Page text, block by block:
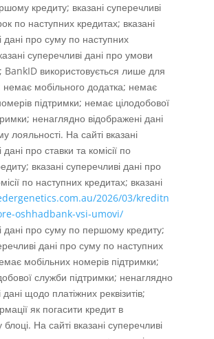
кредиту; вказані суперечливі
по наступних кредитах; вказані
дані про суму по наступних
суперечливі дані про умови
BankID використовується лише для
немає мобільного додатка; немає
підтримки; немає цілодобової
ненаглядно відображені дані
лояльності. На сайті вказані
про ставки та комісії по
вказані суперечливі дані про
по наступних кредитах; вказані
2026/03/kreditn
oshhadbank-vsi-umovi/
дані про суму по першому кредиту;
дані про суму по наступних
мобільних номерів підтримки;
служби підтримки; ненаглядно
дані щодо платіжних реквізитів;
як погасити кредит в
На сайті вказані суперечливі